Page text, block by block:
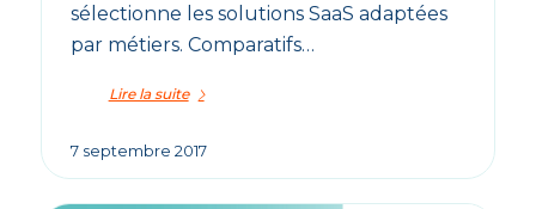
sélectionne les solutions SaaS adaptées
par métiers. Comparatifs…
Lire la suite
7 septembre 2017